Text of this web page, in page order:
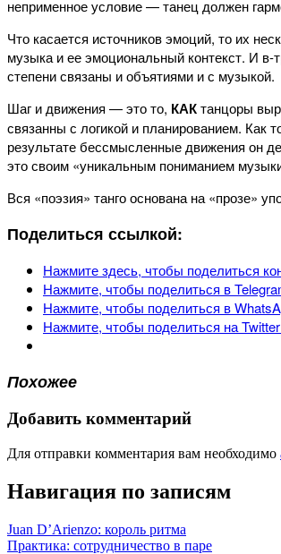
неприменное условие — танец должен
Что касается источников эмоций, то их
музыка и ее эмоциональный контекст. И
степени связаны и объятиями и с музыкой.
Шаг и движения — это то, КАКтанцоры
связанны с логикой и планированием. Как
результате бессмысленные движения он
это своим «уникальным пониманием
Вся «поэзия» танго основана на «прозе»
Поделиться ссылкой:
Нажмите здесь, чтобы поделиться
Нажмите, чтобы поделиться в
Нажмите, чтобы поделиться в
Нажмите, чтобы поделиться на
Похожее
Добавить комментарий
Для отправки комментария вам необходимо
Навигация по записям
Juan D’Arienzo: король ритма
Практика: сотрудничество в паре